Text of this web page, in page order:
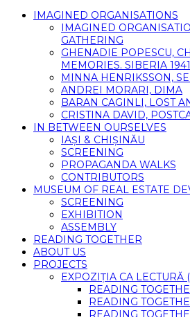
IMAGINED ORGANISATIONS
IMAGINED
GATHERING
GHENADIE POPESCU,
MEMORIES. SIBERIA
MINNA HENRIKSSON,
ANDREI MORARI, DIMA
BARAN CAGINLI, LOST
CRISTINA DAVID,
IN BETWEEN OURSELVES
IAȘI & CHIȘINĂU
SCREENING
PROPAGANDA WALKS
CONTRIBUTORS
MUSEUM OF REAL ESTATE
SCREENING
EXHIBITION
ASSEMBLY
READING TOGETHER
ABOUT US
PROJECTS
EXPOZIȚIA CA LECTURĂ
READING
READING
READING